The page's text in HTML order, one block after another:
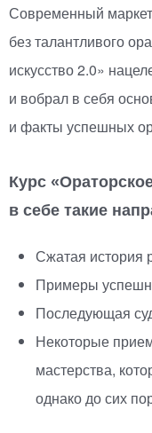
Современный
без талантливого
искусство 2.0»
и вобрал в себя
и факты успешных
Курс «
в себе такие
Сжатая история
Примеры
Последующая
Некоторые
мастерства,
однако до сих